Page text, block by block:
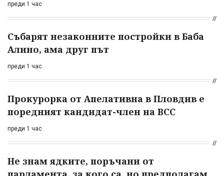
преди 1 час
Събарят незаконните постройки в Баба
Алино, ама друг път
преди 1 час
Прокурорка от Апелативна в Пловдив е
поредният кандидат-член на ВСС
преди 1 час
Не знам ядките, поръчани от